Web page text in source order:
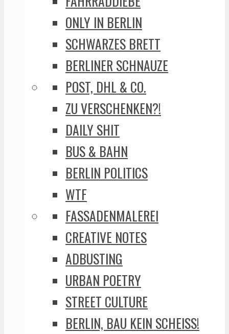
ONLY IN BERLIN
SCHWARZES BRETT
BERLINER SCHNAUZE
POST, DHL & CO.
ZU VERSCHENKEN?!
DAILY SHIT
BUS & BAHN
BERLIN POLITICS
WTF
FASSADENMALEREI
CREATIVE NOTES
ADBUSTING
URBAN POETRY
STREET CULTURE
BERLIN, BAU KEIN SCHEISS!